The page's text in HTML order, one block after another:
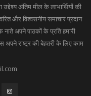
अंतिम मील के लाभार्थियों की
और विश्वसनीय समाचार प्रदान
अपने पाठकों के प्रति हमारी
अपने राष्ट्र की बेहतरी के लिए काम